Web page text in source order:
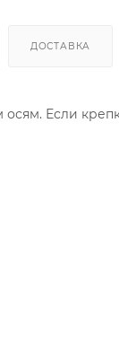
ДОСТАВКА
Если